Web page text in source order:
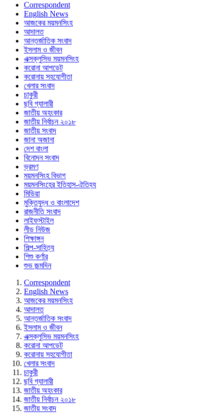
Correspondent
English News
আজকের ময়মনসিংহ
আদালত
আন্তর্জাতিক সংবাদ
ইসলাম ও জীবন
এক্সক্লুসিভ ময়মনসিংহ
করোনা আপডেট
করোনায় সহযোগীতা
খেলার সংবাদ
চাকুরী
ছবি গ্যালারী
জাতীয় অহংকার
জাতীয় নির্বাচন ২০১৮
জাতীয় সংবাদ
জানা অজানা
দেশ বাংলা
বিনোদন সংবাদ
ভ্রমণ
ময়মনসিংহ বিভাগ
ময়মনসিংহের ইতিহাস-ঐতিহ্য
মিডিয়া
মুক্তিযুদ্ধ ও বাংলাদেশ
রাজনীতি সংবাদ
লাইফস্টাইল
লীড নিউজ
শিক্ষাঙ্গন
শিল্প-সাহিত্য
শিশু কর্ণার
শুভ জন্মদিন
Correspondent
English News
আজকের ময়মনসিংহ
আদালত
আন্তর্জাতিক সংবাদ
ইসলাম ও জীবন
এক্সক্লুসিভ ময়মনসিংহ
করোনা আপডেট
করোনায় সহযোগীতা
খেলার সংবাদ
চাকুরী
ছবি গ্যালারী
জাতীয় অহংকার
জাতীয় নির্বাচন ২০১৮
জাতীয় সংবাদ